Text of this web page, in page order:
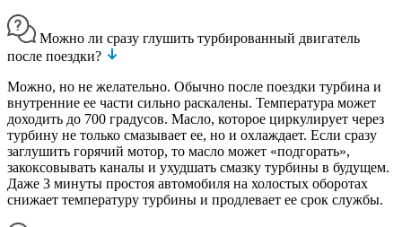
Можно ли сразу глушить турбированный двигатель
после поездки?
Можно, но не желательно. Обычно после поездки турбина и
внутренние ее части сильно раскалены. Температура может
доходить до 700 градусов. Масло, которое циркулирует через
турбину не только смазывает ее, но и охлаждает. Если сразу
заглушить горячий мотор, то масло может «подгорать»,
закоксовывать каналы и ухудшать смазку турбины в будущем.
Даже 3 минуты простоя автомобиля на холостых оборотах
снижает температуру турбины и продлевает ее срок службы.